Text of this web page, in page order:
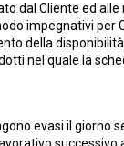
dal Cliente ed
impegnativi per
della
nel quale la
evasi il giorno